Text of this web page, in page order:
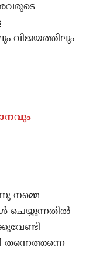
വിജയത്തിലും
നമ്മെ
ചെയ്യുന്നതിൽ
തന്നെത്തന്നെ